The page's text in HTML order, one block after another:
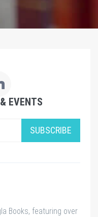
EVENTS
SUBSCRIBE
Books, featuring over